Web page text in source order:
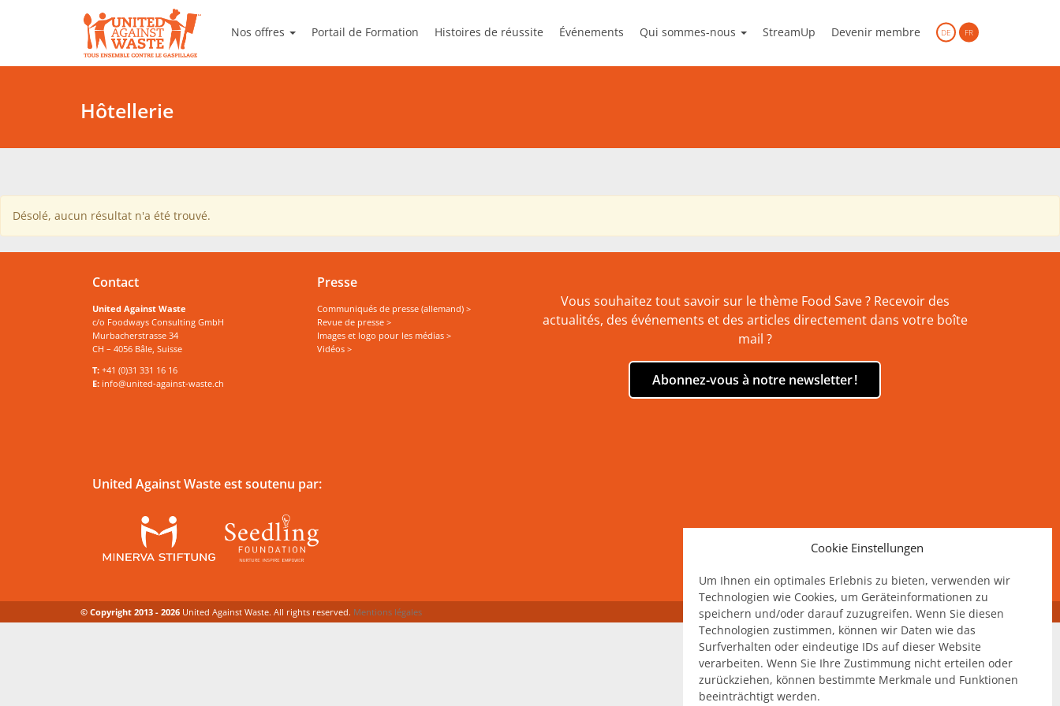
Cookie Einstellungen
Um Ihnen ein optimales Erlebnis zu bieten, verwenden wir
Technologien wie Cookies, um Geräteinformationen zu
speichern und/oder darauf zuzugreifen. Wenn Sie diesen
Technologien zustimmen, können wir Daten wie das
Surfverhalten oder eindeutige IDs auf dieser Website
verarbeiten. Wenn Sie Ihre Zustimmung nicht erteilen oder
zurückziehen, können bestimmte Merkmale und Funktionen
beeinträchtigt werden.
DE FR
Nos offres Portail de Formation Histoires de réussite Événements Qui sommes-nous StreamUp Devenir membre
Hôtellerie
Désolé, aucun résultat n'a été trouvé.
Contact
United Against Waste
c/o Foodways Consulting GmbH
Murbacherstrasse 34
CH – 4056 Bâle, Suisse
T: +41 (0)31 331 16 16
E: info@united-against-waste.ch
Presse
Communiqués de presse (allemand) >
Revue de presse >
Images et logo pour les médias >
Vidéos >
Vous souhaitez tout savoir sur le thème Food Save ? Recevoir des
actualités, des événements et des articles directement dans votre boîte
mail ?
Abonnez‑vous à notre newsletter !
United Against Waste est soutenu par:
© Copyright 2013 - 2026 United Against Waste. All rights reserved. Mentions légales